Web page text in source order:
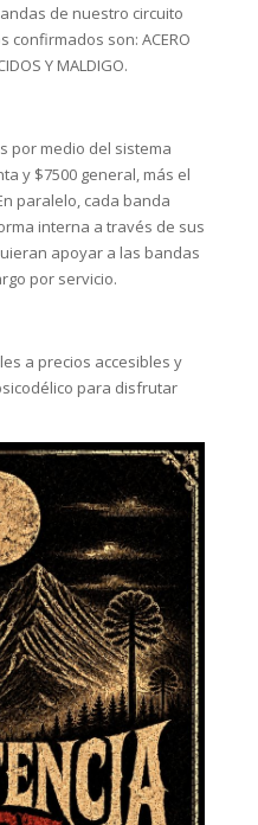
de nuestro circuito
son: ACERO
Y MALDIGO.
por medio del sistema
y $7500 general, más el
paralelo, cada banda
interna a través de sus
apoyar a las bandas
por servicio.
a precios accesibles y
para disfrutar